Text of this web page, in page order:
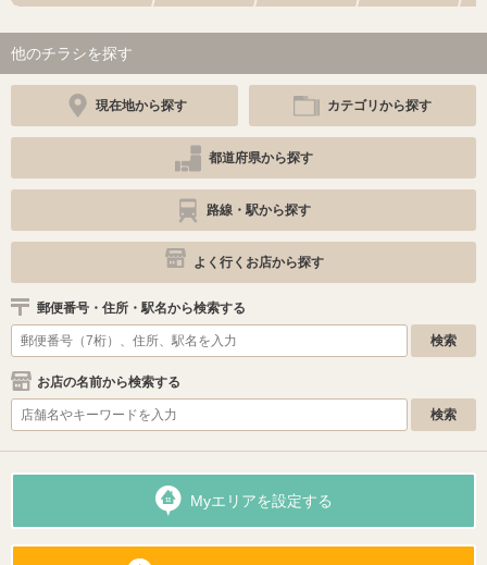
他のチラシを探す
現在地から探す カテゴリから探す
都道府県から探す
路線・駅から探す
よく行くお店から探す
郵便番号・住所・駅名から検索する
お店の名前から検索する
Myエリアを設定する